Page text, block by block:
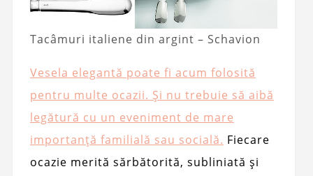
Tacâmuri italiene din argint – Schavion
Vesela elegantă poate fi acum folosită
pentru multe ocazii. Și nu trebuie să aibă
legătură cu un eveniment de mare
importanță familială sau socială. Fiecare
ocazie merită sărbătorită, subliniată și